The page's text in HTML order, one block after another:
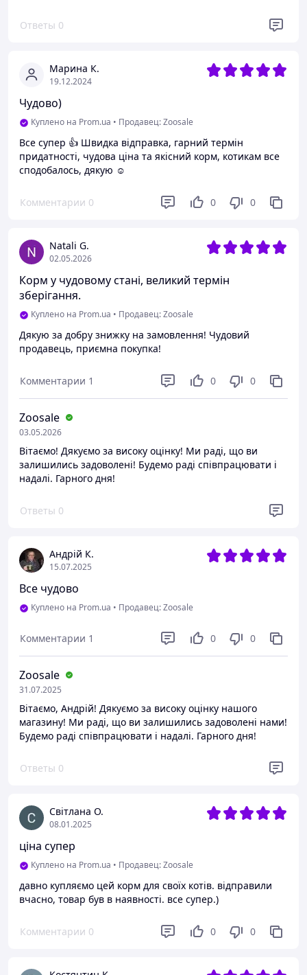
Ответы 0
Марина К.
19.12.2024
Чудово)
Куплено на Prom.ua • Продавец: Zoosale
Все супер 👍 Швидка відправка, гарний термін
придатності, чудова ціна та якісний корм, котикам все
сподобалось, дякую ☺️
Комментарии 0 0 0
Natali G.
02.05.2026
Корм у чудовому стані, великий термін
зберігання.
Куплено на Prom.ua • Продавец: Zoosale
Дякую за добру знижку на замовлення! Чудовий
продавець, приємна покупка!
Комментарии 1 0 0
Zoosale
03.05.2026
Вітаємо! Дякуємо за високу оцінку! Ми раді, що ви
залишились задоволені! Будемо раді співпрацювати і
надалі. Гарного дня!
Ответы 0
Андрій К.
15.07.2025
Все чудово
Куплено на Prom.ua • Продавец: Zoosale
Комментарии 1 0 0
Zoosale
31.07.2025
Вітаємо, Андрій! Дякуємо за високу оцінку нашого
магазину! Ми раді, що ви залишились задоволені нами!
Будемо раді співпрацювати і надалі. Гарного дня!
Ответы 0
Світлана О.
08.01.2025
ціна супер
Куплено на Prom.ua • Продавец: Zoosale
давно купляємо цей корм для своїх котів. відправили
вчасно, товар був в наявності. все супер.)
Комментарии 0 0 0